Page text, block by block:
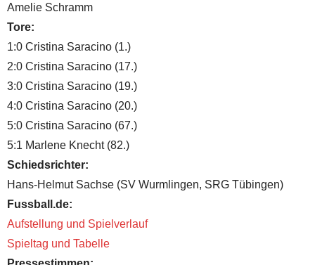
Amelie Schramm
Tore:
1:0 Cristina Saracino (1.)
2:0 Cristina Saracino (17.)
3:0 Cristina Saracino (19.)
4:0 Cristina Saracino (20.)
5:0 Cristina Saracino (67.)
5:1 Marlene Knecht (82.)
Schiedsrichter:
Hans-Helmut Sachse (SV Wurmlingen, SRG Tübingen)
Fussball.de:
Aufstellung und Spielverlauf
Spieltag und Tabelle